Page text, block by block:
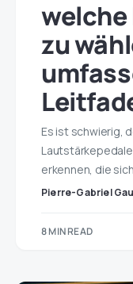
welche
zu
Es ist schwierig,
erkennen, die
Pierre-Gabriel
8 MIN READ